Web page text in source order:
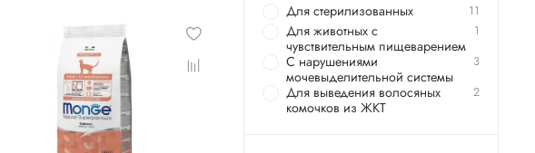
Для стерилизованных 11
Для животных с
чувствительным пищеварением
1
С нарушениями
мочевыделительной системы
3
Для выведения волосяных
комочков из ЖКТ
2